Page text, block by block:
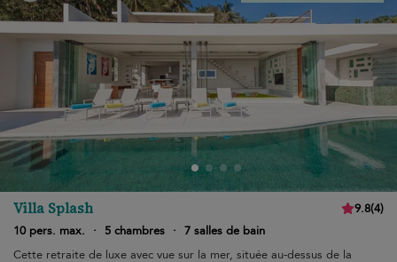
Villa Splash 9.8(4)
10 pers. max.
· 5 chambres · 7 salles de bain
Cette retraite de luxe avec vue sur la mer, située au-dessus de la